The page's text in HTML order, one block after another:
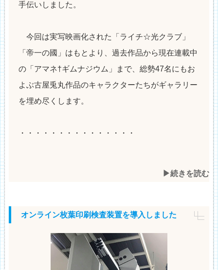
手伝いしました。
今回は実写映画化された「ライチ☆光クラブ」
「帝一の國」はもとより、過去作品から現在連載中
の「アマネ†ギムナジウム」まで、総勢47名にもお
よぶ古屋兎丸作品のキャラクターたちがギャラリー
を埋め尽くします。
・・・・・・・・・・・・・・・
▶︎続きを読む
オンライン枚葉印刷検査装置を導入しました